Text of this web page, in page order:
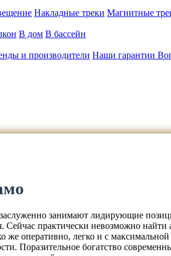
Накладные треки Магнитные
В дом В бассейн
и производители Наши гарантии
занимают лидирующие
Сейчас практически невозможно
же оперативно, легко и с
Поразительное богатство